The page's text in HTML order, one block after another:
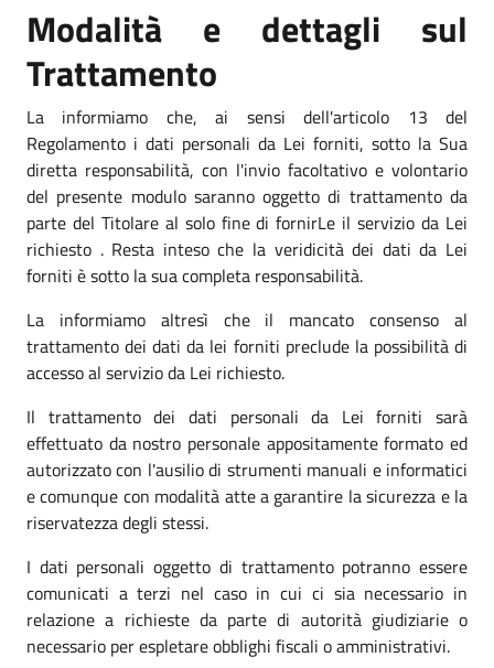
Modalità e dettagli sul
Trattamento
La informiamo che, ai sensi dell'articolo 13 del
Regolamento i dati personali da Lei forniti, sotto la Sua
diretta responsabilità, con l'invio facoltativo e volontario
del presente modulo saranno oggetto di trattamento da
parte del Titolare al solo fine di fornirLe il servizio da Lei
richiesto . Resta inteso che la veridicità dei dati da Lei
forniti è sotto la sua completa responsabilità.
La informiamo altresì che il mancato consenso al
trattamento dei dati da lei forniti preclude la possibilità di
accesso al servizio da Lei richiesto.
Il trattamento dei dati personali da Lei forniti sarà
effettuato da nostro personale appositamente formato ed
autorizzato con l'ausilio di strumenti manuali e informatici
e comunque con modalità atte a garantire la sicurezza e la
riservatezza degli stessi.
I dati personali oggetto di trattamento potranno essere
comunicati a terzi nel caso in cui ci sia necessario in
relazione a richieste da parte di autorità giudiziarie o
necessario per espletare obblighi fiscali o amministrativi.